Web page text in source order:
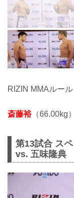
RIZIN MMAルー
斎藤裕（66.00kg
第13試合 ス
vs. 五味隆典